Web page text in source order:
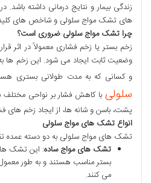
زندگی بیمار و نتایج درمانی داشته باشد.
های تشک مواج سلولی و شاخص های
چرا تشک مواج سلولی ضروری است؟
زخم بستر یا زخم فشاری معمولاً در اثر
وضعیت ثابت ایجاد می شود. این زخم ها به
و کسانی که به مدت طولانی بستری
سلولی با کاهش فشار بر نواحی
پشت، باسن و شانه ها، از ایجاد زخم های
انواع تشک های مواج سلولی
تشک های مواج سلولی به دو دسته عمده
تشک های مواج ساده: این تشک ها
بستر مناسب هستند و به طور
می کنند.